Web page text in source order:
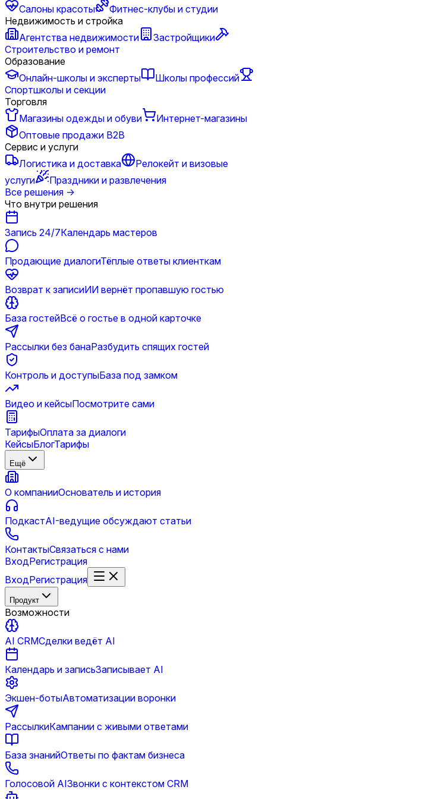
Салоны красоты
Фитнес-клубы и студии
Недвижимость и стройка
Агентства недвижимости
Застройщики
Строительство и ремонт
Образование
Онлайн-школы и эксперты
Школы профессий
Спортшколы и секции
Торговля
Магазины одежды и обуви
Интернет-магазины
Оптовые продажи B2B
Сервис и услуги
Логистика и доставка
Релокейт и визовые
услуги
Праздники и развлечения
Все решения →
Что внутри решения
Запись 24/7Календарь мастеров
Продающие диалогиТёплые ответы клиенткам
Возврат к записиИИ вернёт пропавшую гостью
База гостейВсё о гостье в одной карточке
Рассылки без банаРазбудить спящих гостей
Контроль и доступыБаза под замком
Видео и кейсыПосмотрите сами
ТарифыОплата за диалоги
КейсыБлогТарифы
Ещё
О компанииОснователь и история
ПодкастAI-ведущие обсуждают статьи
КонтактыСвязаться с нами
ВходРегистрация
ВходРегистрация
Продукт
Возможности
AI CRMСделки ведёт AI
Календарь и записьЗаписывает AI
Экшен-ботыАвтоматизации воронки
РассылкиКампании с живыми ответами
База знанийОтветы по фактам бизнеса
Голосовой AIЗвонки с контекстом CRM